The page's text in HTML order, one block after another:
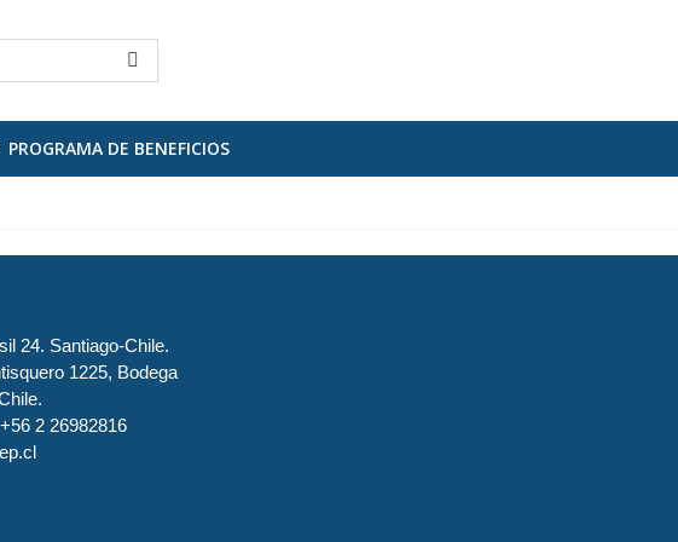
PROGRAMA DE BENEFICIOS
24. Santiago-Chile.
1225, Bodega
2 26982816